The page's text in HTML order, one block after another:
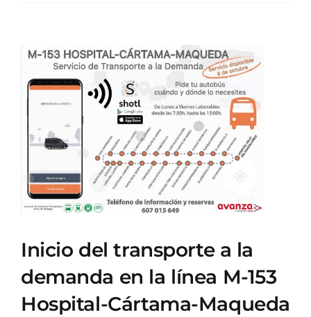
Ver
imagen
más
Inicio del transporte a la
demanda en la línea M-153
Hospital-Cártama-Maqueda